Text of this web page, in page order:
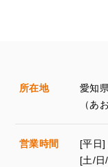
所在地
愛知
（あ
営業時間
[平日
[土/